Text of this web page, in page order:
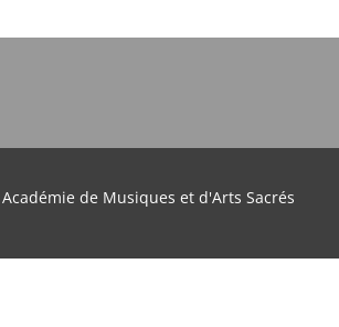
de Musiques et d'Arts Sacrés